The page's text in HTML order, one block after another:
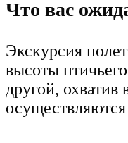
Что вас
Экскурсия
высоты
другой,